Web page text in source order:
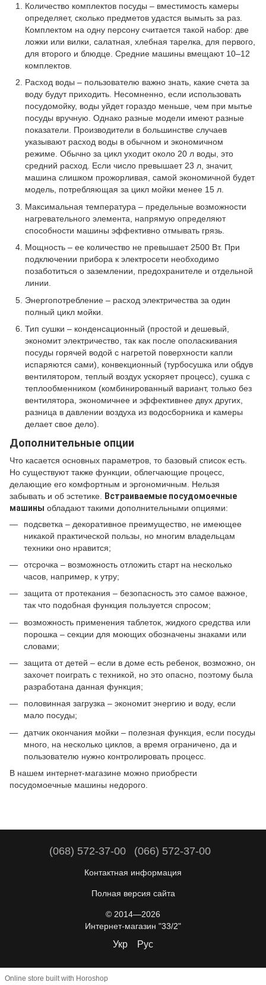
Количество комплектов посуды – вместимость камеры
определяет, сколько предметов удастся вымыть за раз.
Комплектом на одну персону считается такой набор: две
ложки или вилки, салатная, хлебная тарелка, для первого,
для второго и блюдце. Средние машины вмещают 10–12
комплектов.
Расход воды – пользователю важно знать, какие счета за
воду будут приходить. Несомненно, если использовать
посудомойку, воды уйдет гораздо меньше, чем при мытье
посуды вручную. Однако разные модели имеют разные
показатели. Производители в большинстве случаев
указывают расход воды в обычном и экономичном
режиме. Обычно за цикл уходит около 20 л воды, это
средний расход. Если число превышает 23 л, значит,
машина слишком прожорливая, самой экономичной будет
модель, потребляющая за цикл мойки менее 15 л.
Максимальная температура – предельные возможности
нагревательного элемента, напрямую определяют
способности машины эффективно отмывать грязь.
Мощность – ее количество не превышает 2500 Вт. При
подключении прибора к электросети необходимо
позаботиться о заземлении, предохранителе и отдельной
линии.
Энергопотребление – расход электричества за один
полный цикл мойки.
Тип сушки – конденсационный (простой и дешевый,
экономит электричество, так как после ополаскивания
посуды горячей водой с нагретой поверхности капли
испаряются сами), конвекционный (турбосушка или обдув
вентилятором, теплый воздух ускоряет процесс), сушка с
теплообменником (комбинированный вариант, только без
вентилятора, экономичнее и эффективнее двух других,
разница в давлении воздуха из водосборника и камеры
делает свое дело).
Дополнительные опции
Что касается основных параметров, то базовый список есть.
Но существуют также функции, облегчающие процесс,
делающие его комфортным и эргономичным. Нельзя
забывать и об эстетике. Встраиваемые посудомоечные
машины обладают такими дополнительными опциями:
подсветка – декоративное преимущество, не имеющее
никакой практической пользы, но многим владельцам
техники оно нравится;
отсрочка – возможность отложить старт на несколько
часов, например, к утру;
защита от протекания – безопасность это самое важное,
так что подобная функция пользуется спросом;
возможность применения таблеток, жидкого средства или
порошка – секции для моющих обозначены знаками или
словами;
защита от детей – если в доме есть ребенок, возможно, он
захочет поиграть с техникой, но это опасно, поэтому была
разработана данная функция;
половинная загрузка – экономит энергию и воду, если
мало посуды;
датчик окончания мойки – полезная функция, если посуды
много, на несколько циклов, а время ограничено, да и
пользователю нужно контролировать процесс.
В нашем интернет-магазине можно приобрести
посудомоечные машины недорого.
(068) 572-37-00 (066) 572-37-00
Контактная информация
Полная версия сайта
© 2014—2026
Интернет-магазин "33/2"
Укр Рус
Online store built with Horoshop